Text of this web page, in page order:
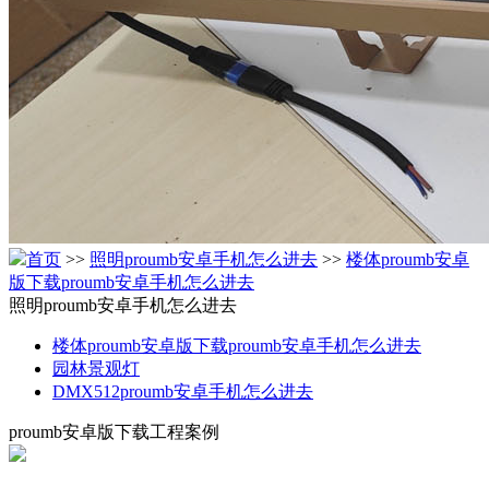
首页 >> 照明proumb安卓手机怎么进去 >> 楼体proumb安卓
版下载proumb安卓手机怎么进去
照明proumb安卓手机怎么进去
楼体proumb安卓版下载proumb安卓手机怎么进去
园林景观灯
DMX512proumb安卓手机怎么进去
proumb安卓版下载工程案例